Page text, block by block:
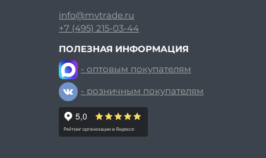
info@mvtrade.ru
+7 (495) 215-03-44
ПОЛЕЗНАЯ ИНФОРМАЦИЯ
- оптовым покупателям
- розничным покупателям